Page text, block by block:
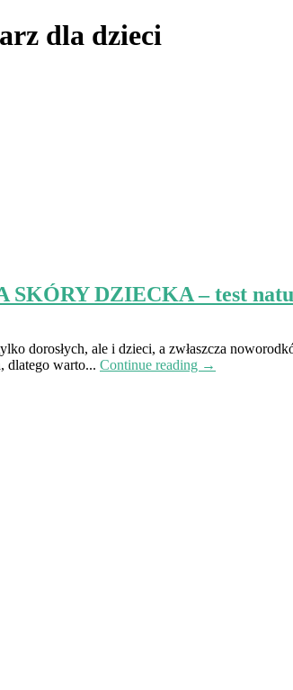
dla dzieci
DZIECKA – test
dorosłych, ale i dzieci, a zwłaszcza
dlatego warto... Continue reading →